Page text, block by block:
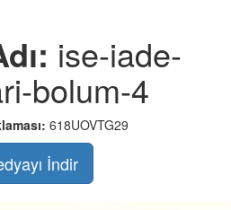
ise-iade-
bolum-4
618UOVTG29
İndir